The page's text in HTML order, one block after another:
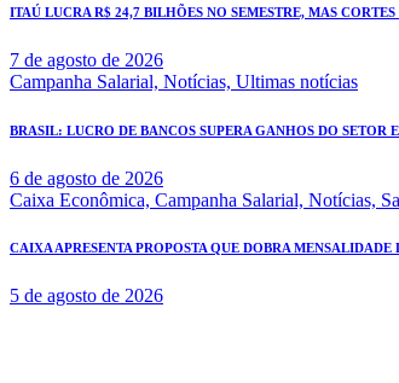
ITAÚ LUCRA R$ 24,7 BILHÕES NO SEMESTRE, MAS
7 de agosto de 2026
Campanha Salarial, Notícias, Ultimas notícias
BRASIL: LUCRO DE BANCOS SUPERA GANHOS DO SETOR
6 de agosto de 2026
Caixa Econômica, Campanha Salarial, Notícias,
CAIXA APRESENTA PROPOSTA QUE DOBRA MENSALIDADE
5 de agosto de 2026